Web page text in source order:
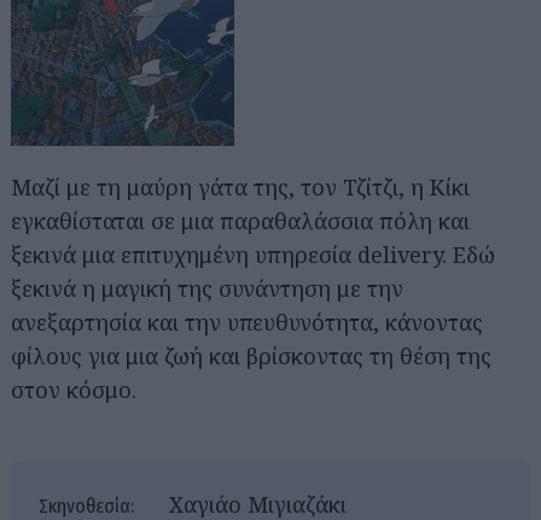
Μαζί με τη μαύρη γάτα της, τον Τζίτζι, η Κίκι
εγκαθίσταται σε μια παραθαλάσσια πόλη και
ξεκινά μια επιτυχημένη υπηρεσία delivery. Εδώ
ξεκινά η μαγική της συνάντηση με την
ανεξαρτησία και την υπευθυνότητα, κάνοντας
φίλους για μια ζωή και βρίσκοντας τη θέση της
στον κόσμο.
Σκηνοθεσία: Χαγιάο Μιγιαζάκι